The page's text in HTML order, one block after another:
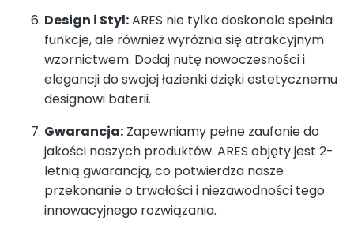
Design i Styl:ARES nie tylko doskonale spełnia
funkcje, ale również wyróżnia się atrakcyjnym
wzornictwem. Dodaj nutę nowoczesności i
elegancji do swojej łazienki dzięki estetycznemu
designowi baterii.
Gwarancja: Zapewniamy pełne zaufanie do
jakości naszych produktów. ARES objęty jest 2-
letnią gwarancją, co potwierdza nasze
przekonanie o trwałości i niezawodności tego
innowacyjnego rozwiązania.